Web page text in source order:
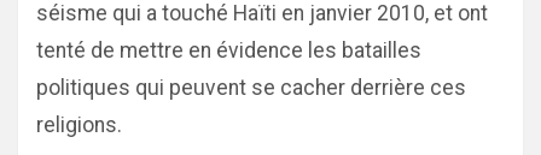
séisme qui a touché Haïti en janvier 2010, et ont
tenté de mettre en évidence les batailles
politiques qui peuvent se cacher derrière ces
religions.